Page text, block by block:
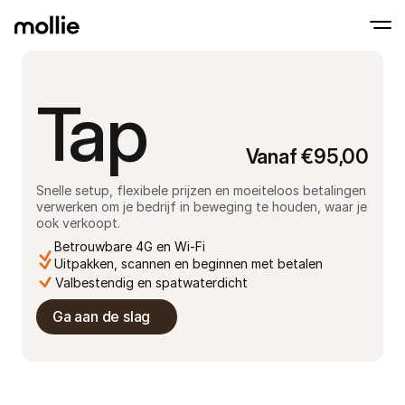
Tap Vanaf €95,00
Snelle setup, flexibele prijzen en moeiteloos betalingen
verwerken om je bedrijf in beweging te houden, waar je
ook verkoopt.
Betrouwbare 4G en Wi-Fi
Uitpakken, scannen en beginnen met betalen
Valbestendig en spatwaterdicht
Ga aan de slag
Accepteer contactloze betalingen op je
betalingen
Ontvang betalingen
en andere apparaten
Checkout
Recurring